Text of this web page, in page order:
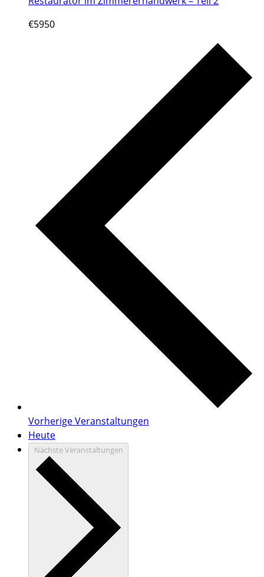
€5950
VorherigeVeranstaltungen
Heute
NächsteVeranstaltungen